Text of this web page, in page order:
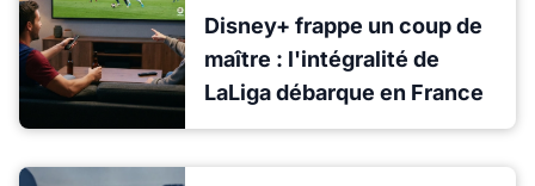
Disney+ frappe un coup de
maître : l'intégralité de
LaLiga débarque en France